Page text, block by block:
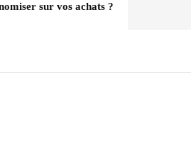
sur vos achats ?